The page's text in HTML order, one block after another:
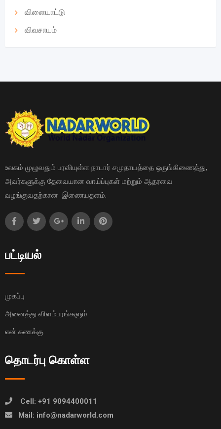
விளையாட்டு
விவசாயம்
உலகம் முழுவதும் பரவியுள்ள நாடார் சமுதாயத்தை ஒருங்கிணைத்து,
அவர்களுக்கு தேவையான வாய்ப்புகள் மற்றும் ஆதரவை
வழங்குவதற்கான இணையதளம்.
பட்டியல்
முகப்பு
அனைத்து விளம்பரங்களும்
என் கணக்கு
தொடர்பு கொள்ள
Cell: +91 9094400011
Mail: info@nadarworld.com